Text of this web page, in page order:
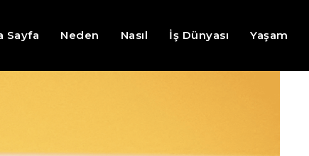
Sayfa Neden Nasıl İş Dünyası Yaşam